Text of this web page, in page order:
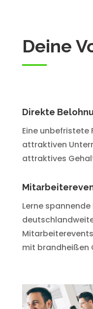
Deine
Direkte
Eine unbefristete
attraktiven
attraktives
Lerne
mit brandheißen